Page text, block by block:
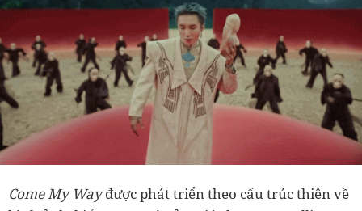
Come My Wayđược phát triển theo cấu trúc thiên về